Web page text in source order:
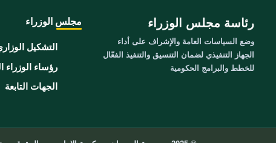
مجلس الوزراء
التشكيل
رؤساء الوزراء
الجهات التابعة
رئاسة مجلس الوزراء
وضع السياسات العامة والإشراف على أداء
الجهاز التنفيذي لضمان التنسيق والتنفيذ الفعّال
للخطط والبرامج الحكومية